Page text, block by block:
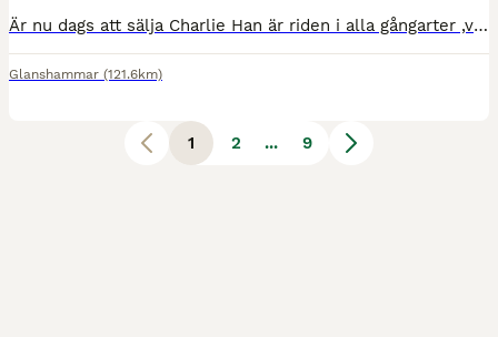
Är nu dags att sälja Charlie Han är riden i alla gångarter ,varit iväg på träning och gjorde det bra. Snäll att lasta, duscha. Trafiksäker ridits under motorvägen och bredvid en 70väg. Tyvärr är Cha
Glanshammar (121.6km)
1 2 ... 9